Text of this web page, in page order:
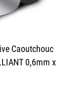
Caoutchouc
0,6mm x